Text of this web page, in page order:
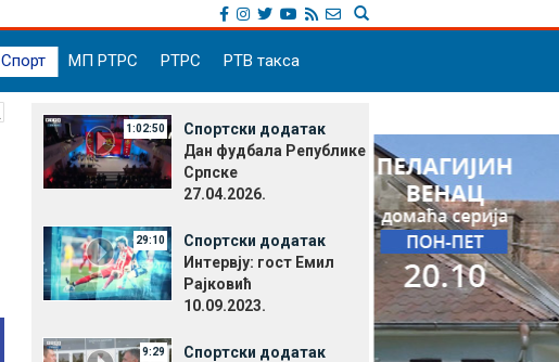
Спорт МП РТРС РТРС РТВ такса
1:02:50
Спортски додатак
Дан фудбала Републике
Српске
27.04.2026.
29:10
Спортски додатак
Интервју: гост Емил
Рајковић
10.09.2023.
9:29
Спортски додатак